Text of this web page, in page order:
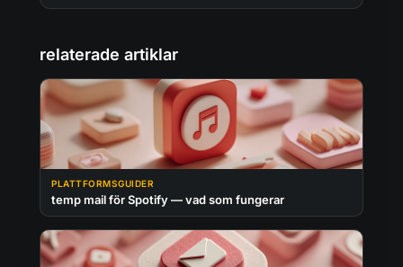
relaterade artiklar
PLATTFORMSGUIDER
temp mail för Spotify — vad som fungerar